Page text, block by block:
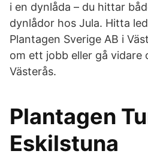
i en dynlåda – du hittar
dynlådor hos Jula. Hitta
Plantagen Sverige AB i
om ett jobb eller gå vidare
Västerås.
Plantagen
Eskilstuna